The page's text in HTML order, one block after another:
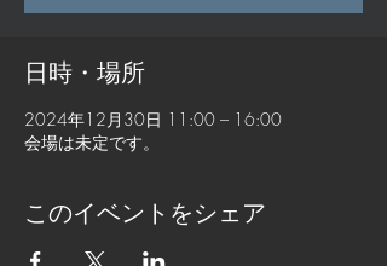
日時・場所
2024年12月30日 11:00 – 16:00
会場は未定です。
このイベントをシェア